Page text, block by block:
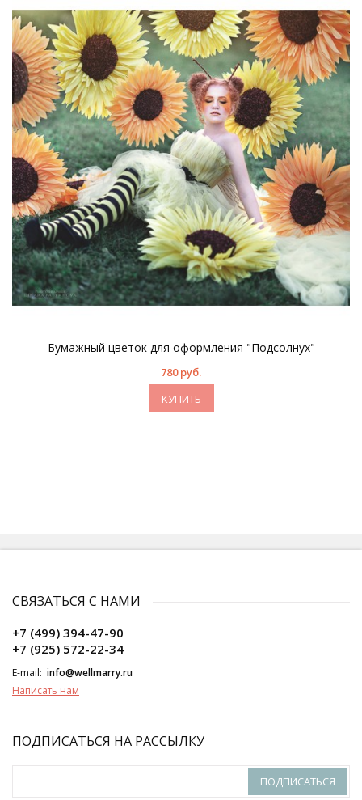
Бумажный цветок для оформления "Подсолнух"
780 руб.
КУПИТЬ
СВЯЗАТЬСЯ С НАМИ
+7 (499) 394-47-90
+7 (925) 572-22-34
E-mail: info@wellmarry.ru
Написать нам
ПОДПИСАТЬСЯ НА РАССЫЛКУ
ПОДПИСАТЬСЯ